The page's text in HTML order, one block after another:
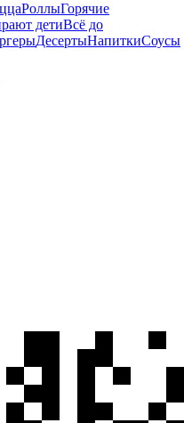
РоллыГорячие
детиВсё до
ДесертыНапиткиСоусы